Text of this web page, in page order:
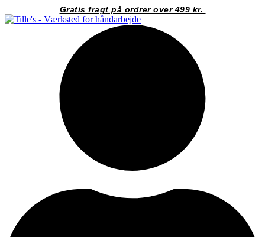
til
Gratis fragt på ordrer over 499 kr.